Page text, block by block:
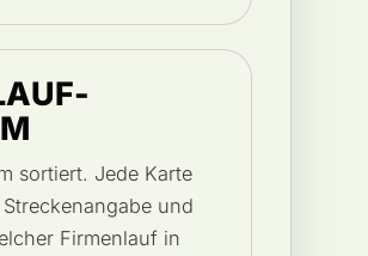
sortiert. Jede Karte
und
Firmenlauf in